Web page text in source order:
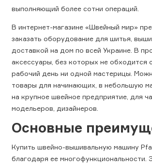
выполняющий более сотни операций.
В интернет-магазине «Швейный мир»
заказать оборудование для шитья,
доставкой на дом по всей Украине. В
аксессуары, без которых не обходится
рабочий день ни одной мастерицы.
товары для начинающих, в небольшую
на крупное швейное предприятие, для
модельеров, дизайнеров.
Основные
Купить швейно-вышивальную машину
благодаря ее многофункциональности.